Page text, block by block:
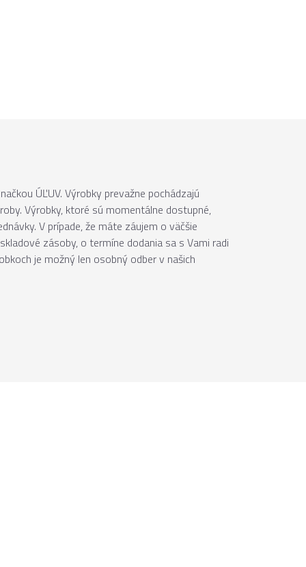
ÚĽUV. Výrobky prevažne pochádzajú
Výrobky, ktoré sú momentálne dostupné,
V prípade, že máte záujem o väčšie
zásoby, o termíne dodania sa s Vami radi
je možný len osobný odber v našich